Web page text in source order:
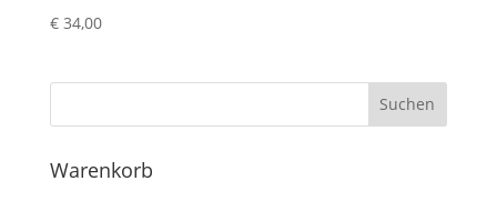
€34,00
Suchen
Warenkorb